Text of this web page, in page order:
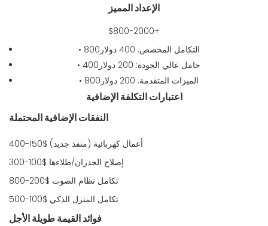
الإعداد المميز
$800-2000+
• التكامل المخصص: 400 دولار800
• حامل عالي الجودة: 200 دولار400
• الميزات المتقدمة: 200 دولار800
اعتبارات التكلفة الإضافية
النفقات الإضافية المحتملة
أعمال كهربائية (منفذ جديد) $150-400
إصلاح الجدران/طلاءها $100-300
تكامل نظام الصوت $200-800
تكامل المنزل الذكي $100-500
فوائد القيمة طويلة الأجل